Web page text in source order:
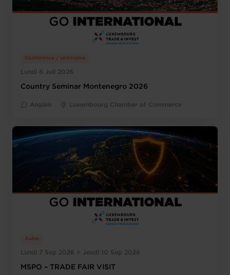
Lundi 6 Juil 2026
Conférence / séminaire
Country Seminar Montenegro 2026
Anglais Luxembourg Chamber of Commerce
Lundi 7 Sep 2026 > Jeudi 10 Sep 2026
Autre
MSPO – TRADE FAIR VISIT